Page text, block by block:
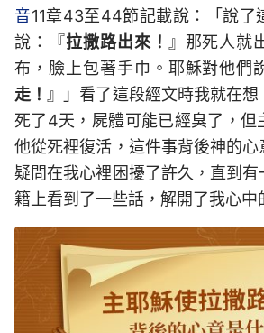
音11章43至44節記載說：「說了
說：『拉撒路出來！ 』那死人就
布，臉上包著手巾。耶穌對他們
走！ 』」看了這段經文時我就在
死了4天，屍體可能已經臭了，但
他從死裡復活，這件事背後神的心
疑問在我心裡困擾了許久，直到
籍上看到了一些話，解開了我心中